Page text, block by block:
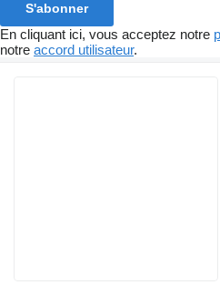
S'abonner
En cliquant ici, vous acceptez notre
notre accord utilisateur.